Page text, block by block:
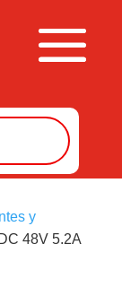
y
48V 5.2A